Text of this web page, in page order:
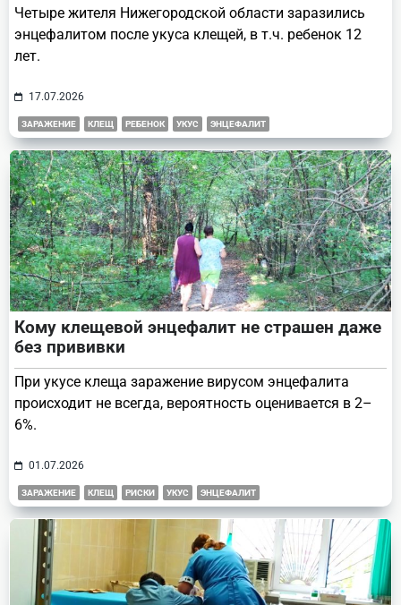
Четыре жителя Нижегородской области заразились
энцефалитом после укуса клещей, в т.ч. ребенок 12
лет.
17.07.2026
ЗАРАЖЕНИЕ КЛЕЩ РЕБЕНОК УКУС ЭНЦЕФАЛИТ
Кому клещевой энцефалит не страшен даже
без прививки
При укусе клеща заражение вирусом энцефалита
происходит не всегда, вероятность оценивается в 2–
6%.
01.07.2026
ЗАРАЖЕНИЕ КЛЕЩ РИСКИ УКУС ЭНЦЕФАЛИТ